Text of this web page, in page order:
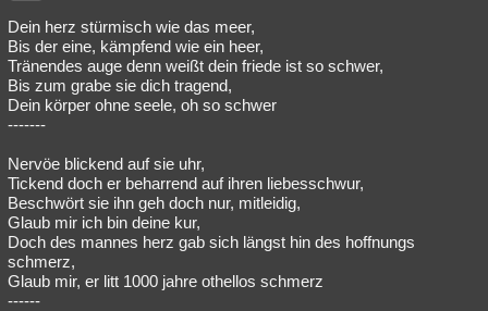
Dein herz stürmisch wie das meer,
Bis der eine, kämpfend wie ein heer,
Tränendes auge denn weißt dein friede ist so schwer,
Bis zum grabe sie dich tragend,
Dein körper ohne seele, oh so schwer
-------
Nervöe blickend auf sie uhr,
Tickend doch er beharrend auf ihren liebesschwur,
Beschwört sie ihn geh doch nur, mitleidig,
Glaub mir ich bin deine kur,
Doch des mannes herz gab sich längst hin des hoffnungs
schmerz,
Glaub mir, er litt 1000 jahre othellos schmerz
------